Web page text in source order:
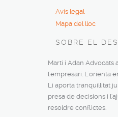
Avís legal
Mapa del lloc
SOBRE EL
Martí i Adan Advocats
l'empresari. L'orienta
Li aporta tranquil·litat
presa de decisions i
resoldre conflictes.